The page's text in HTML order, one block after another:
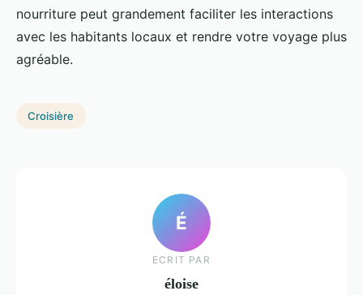
nourriture peut grandement faciliter les interactions
avec les habitants locaux et rendre votre voyage plus
agréable.
Croisière
É
ECRIT PAR
éloise